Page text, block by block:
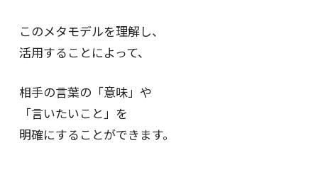
このメタモデルを理解し、
活用することによって、
相手の言葉の「意味」や
「言いたいこと」を
明確にすることができます。